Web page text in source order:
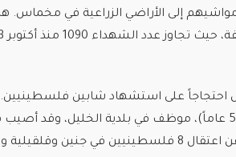
إلى الأراضي الزراعية في مخماس.
الشهداء 1090 منذ أكتوبر 2023.
احتجاجاً على استشهاد شابين فلسطينيين.
ورام الله.